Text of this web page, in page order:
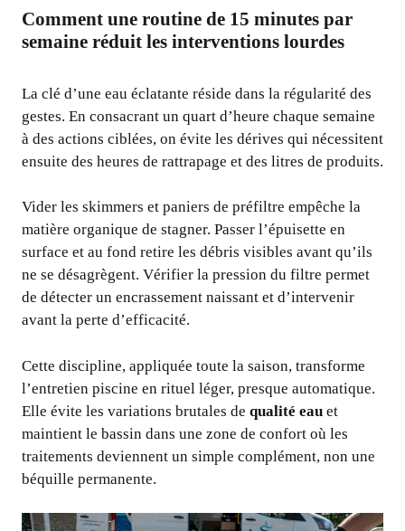
Comment une routine de 15 minutes par
semaine réduit les interventions lourdes
La clé d’une eau éclatante réside dans la régularité des
gestes. En consacrant un quart d’heure chaque semaine
à des actions ciblées, on évite les dérives qui nécessitent
ensuite des heures de rattrapage et des litres de produits.
Vider les skimmers et paniers de préfiltre empêche la
matière organique de stagner. Passer l’épuisette en
surface et au fond retire les débris visibles avant qu’ils
ne se désagrègent. Vérifier la pression du filtre permet
de détecter un encrassement naissant et d’intervenir
avant la perte d’efficacité.
Cette discipline, appliquée toute la saison, transforme
l’entretien piscine en rituel léger, presque automatique.
Elle évite les variations brutales de qualité eau et
maintient le bassin dans une zone de confort où les
traitements deviennent un simple complément, non une
béquille permanente.